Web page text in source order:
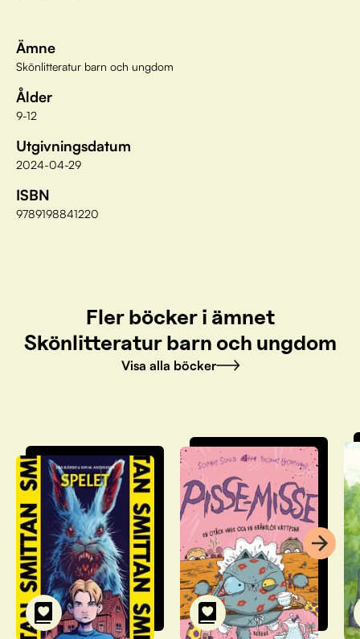
Ämne
Skönlitteratur barn och ungdom
Ålder
9-12
Utgivningsdatum
2024-04-29
ISBN
9789198841220
Fler böcker i ämnet
Skönlitteratur barn och ungdom
Visa alla böcker